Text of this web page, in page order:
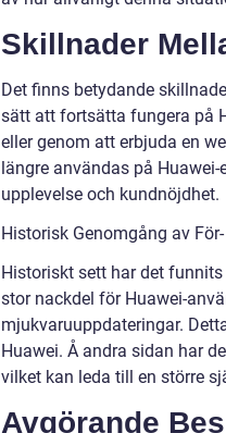
Skillnader
Det finns betydande
sätt att fortsätta fungera på
eller genom att erbjuda en
längre användas på
upplevelse och kundnöjdhet.
Historisk Genomgång av
Historiskt sett har det
stor nackdel för Huawei-
mjukvaruuppdateringar.
Huawei. Å andra sidan har
vilket kan leda till en större
Avgörande